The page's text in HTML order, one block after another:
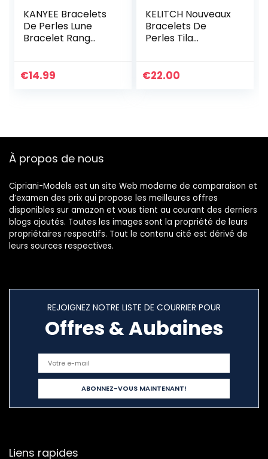
KANYEE Bracelets
De Perles Lune
Bracelet Rang
La Main Pour
€14.99
KELITCH Nouveaux
Bracelets De
Perles Tila
Brins Multi Couleur
€22.00
À propos de nous
Cipriani-Models est un site Web moderne de comparaison et
d’examen des prix qui propose les meilleures offres
disponibles sur amazon et vous tient au courant des derniers
blogs ajoutés. Toutes les images sont la propriété de leurs
propriétaires respectifs. Tout le contenu cité est dérivé de
leurs sources respectives.
REJOIGNEZ NOTRE LISTE DE COURRIER POUR
Offres & Aubaines
Liens rapides